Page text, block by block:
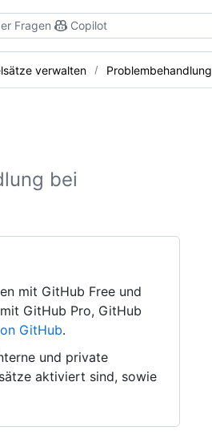
Fragen Copilot
verwalten Problembehandlung
bei
mit GitHub Free und
GitHub Pro, GitHub
GitHub.
und private
aktiviert sind, sowie